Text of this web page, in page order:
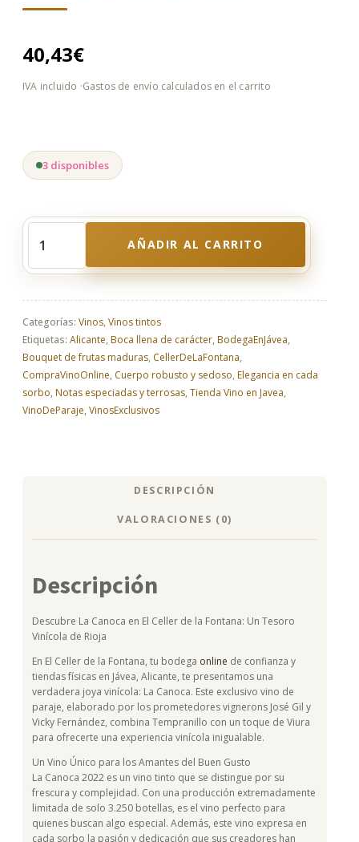
40,43€
3 disponibles
Gil
Canoca
2022
cantidad
AÑADIR AL CARRITO
Categorías: Vinos,Vinos tintos
Etiquetas: Alicante, Boca llena de carácter, BodegaEnJávea,
Bouquet de frutas maduras, CellerDeLaFontana,
CompraVinoOnline, Cuerpo robusto y sedoso, Elegancia en cada
sorbo, Notas especiadas y terrosas,Tienda Vino en Javea,
VinoDeParaje,VinosExclusivos
DESCRIPCIÓN
VALORACIONES (0)
Descripción
Descubre La Canoca en El Celler de la Fontana: Un Tesoro
Vinícola de Rioja
En El Celler de la Fontana, tu bodega online de confianza y
tiendas físicas en Jávea, Alicante, te presentamos una
verdadera joya vinícola: La Canoca. Este exclusivo vino de
paraje, elaborado por los prometedores vignerons José Gil y
Vicky Fernández, combina Tempranillo con un toque de Viura
para ofrecerte una experiencia vinícola inigualable.
Un Vino Único para los Amantes del Buen Gusto
La Canoca 2022 es un vino tinto que se distingue por su
frescura y complejidad. Con una producción extremadamente
limitada de solo 3.250 botellas, es el vino perfecto para
quienes buscan algo especial. Además, este vino expresa en
cada sorbo la pasión y dedicación que sus creadores han